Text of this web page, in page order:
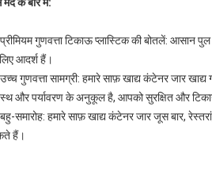
मद के बारे में:
गुणवत्ता टिकाऊ प्लास्टिक की बोतलें:
आदर्श हैं।
गुणवत्ता सामग्री: हमारे साफ़ खाद्य कंटेनर जार
और पर्यावरण के अनुकूल है, आपको सुरक्षित और
समारोह: हमारे साफ़ खाद्य कंटेनर जार जूस बार,
हैं।